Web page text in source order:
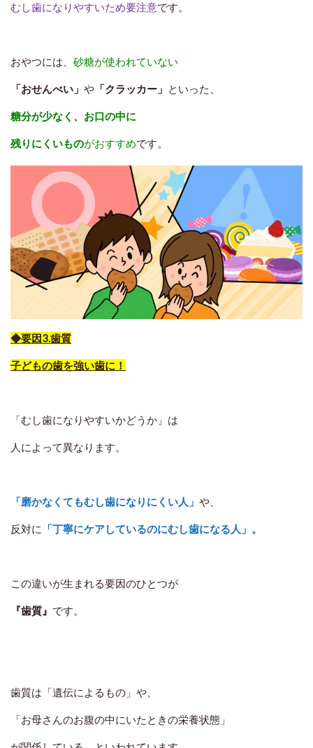
むし歯になりやすいため要注意です。
おやつには、 砂糖が使われていない
「おせんべい」 や 「クラッカー」 といった、
糖分が少なく、お口の中に
残りにくいものがおすすめです。
◆要因3.歯質
子どもの歯を強い歯に！
「むし歯になりやすいかどうか」は
人によって異なります。
「磨かなくてもむし歯になりにくい人」 や、
反対に 「丁寧にケアしているのにむし歯になる人」。
この違いが生まれる要因のひとつが
『歯質』 です。
歯質は「遺伝によるもの」や、
「お母さんのお腹の中にいたときの栄養状態」